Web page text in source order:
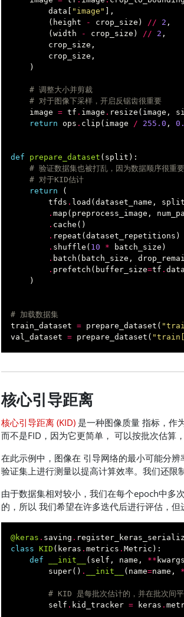
data
"image"
],
( height - crop_size ) // 2 ,
( width - crop_size ) // 2 ,
crop_size ,
crop_size ,
)
# 调整大小并剪裁
# 对于图像下采样，开启反锯齿很重要
image = tf . image . resize ( image ,
return ops . clip ( image / 255.0 ,
def prepare_dataset ( split ):
# 验证数据集也被打乱，因为数据顺序很重要
# 对于KID估计
return
(
tfds . load ( dataset_name , split
. map ( preprocess_image ,
. cache ()
. repeat ( dataset_repetitions )
. shuffle ( 10 * batch_size )
. batch ( batch_size ,
. prefetch ( buffer_size=tf . data
)
# 加载数据集
train_dataset = prepare_dataset (
val_dataset = prepare_dataset (
核心引导距离
核心引导距离 (KID)是一种图像质量 指标，作
而不是FID，因为它更简单， 可以按批次估算
在此示例中，图像在 引导网络的最小可能分
验证集上进行测量以提高计算效率。我们还限
由于数据集相对较小，我们在每个epoch中多
的，所以 我们希望在许多迭代后进行评估，但
@keras . saving .
class KID ( keras . metrics . Metric ):
def
__init__ ( self , name , ** kwargs
super() . __init__ ( name=name ,
# KID 是每批次估计的，并在批次间
self . kid_tracker = keras .